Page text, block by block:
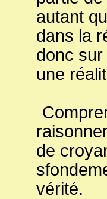
autant
dans la
donc sur
une
de
vérité.